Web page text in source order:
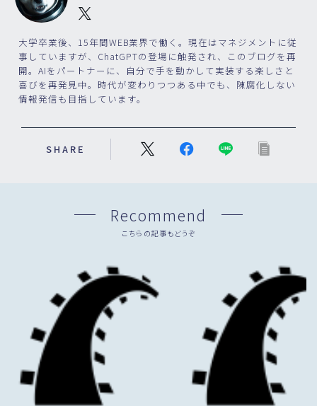
大学卒業後、15年間WEB業界で働く。現在はマネジメントに従
事していますが、ChatGPTの登場に触発され、このブログを再
開。AIをパートナーに、自分で手を動かして実装する楽しさと
喜びを再発見中。時代が変わりつつある中でも、陳腐化しない
情報発信も目指しています。
SHARE
Recommend
こちらの記事もどうぞ